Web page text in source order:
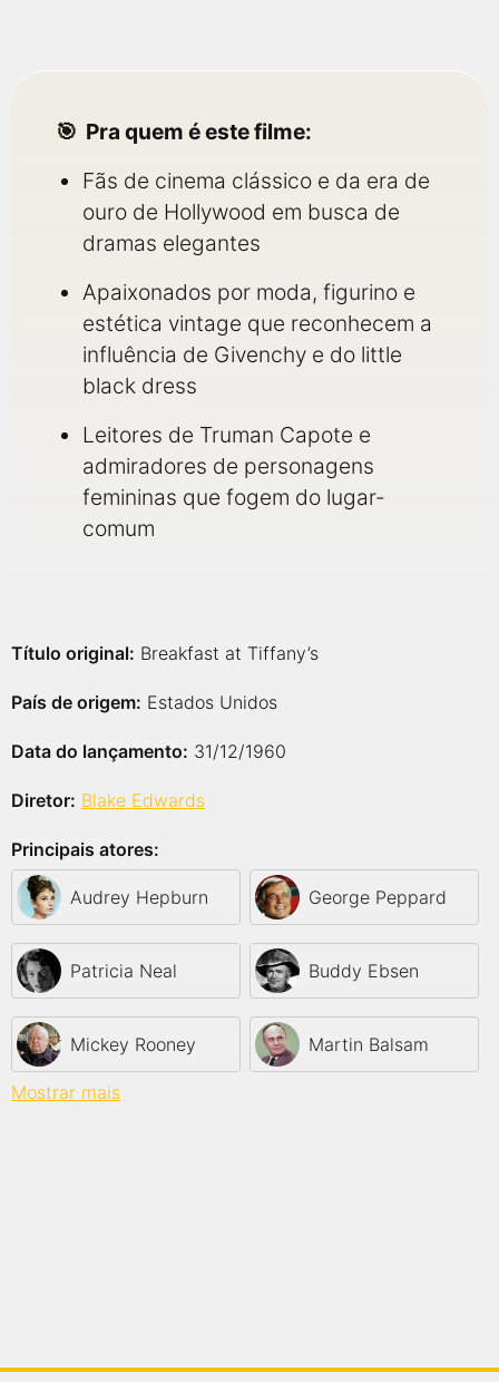
Pra quem é este filme:
Fãs de cinema clássico e da era de
ouro de Hollywood em busca de
dramas elegantes
Apaixonados por moda, figurino e
estética vintage que reconhecem a
influência de Givenchy e do little
black dress
Leitores de Truman Capote e
admiradores de personagens
femininas que fogem do lugar-
comum
Título original: Breakfast at Tiffany’s
País de origem: Estados Unidos
Data do lançamento: 31/12/1960
Diretor: Blake Edwards
Principais atores:
Audrey Hepburn George Peppard
Patricia Neal Buddy Ebsen
Mickey Rooney Martin Balsam
Mostrar mais